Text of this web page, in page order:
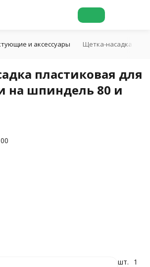
и аксессуары Щетка-насадка
пластиковая для
на шпиндель 80 и
шт. 1